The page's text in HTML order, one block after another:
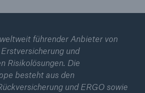
führender Anbieter von
und
Risikolösungen. Die
besteht aus den
und ERGO sowie